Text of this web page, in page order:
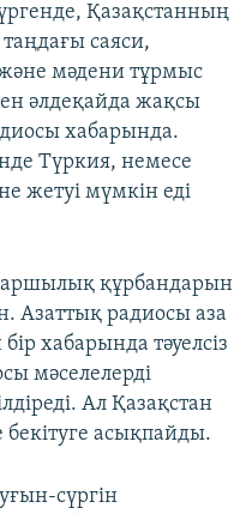
Қазақстанның
таңдағы саяси,
мәдени тұрмыс
әлдеқайда жақсы
хабарында.
Түркия, немесе
жетуі мүмкін еді
құрбандарын
Азаттық радиосы аза
хабарында тәуелсіз
мәселелерді
Ал Қазақстан
бекітуге асықпайды.
сүргiн